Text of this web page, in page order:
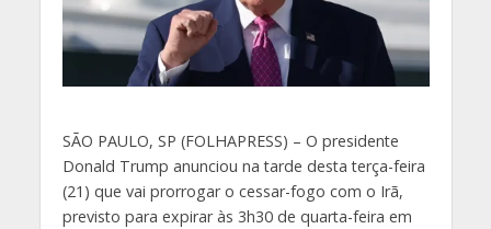
SÃO PAULO, SP (FOLHAPRESS) – O presidente
Donald Trump anunciou na tarde desta terça-feira
(21) que vai prorrogar o cessar-fogo com o Irã,
previsto para expirar às 3h30 de quarta-feira em